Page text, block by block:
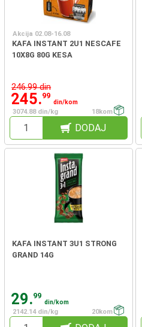
Akcija 02.08-16.08
KAFA INSTANT 2U1 NESCAFE
10X8G 80G KESA
246.99 din
245.99
din/kom
3074.88 din/kg
18kom
DODAJ
KAFA INSTANT 3U1 STRONG
GRAND 14G
29.99
din/kom
2142.14 din/kg
20kom